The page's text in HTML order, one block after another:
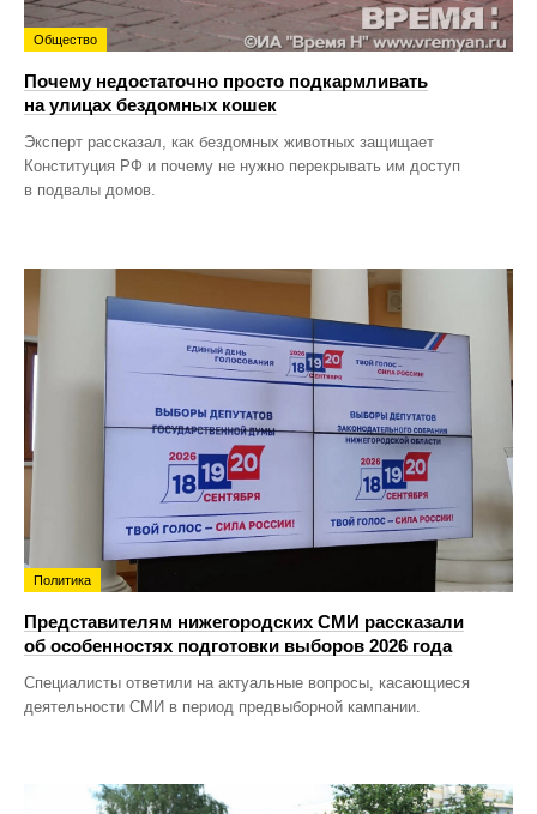
Общество
Почему недостаточно просто подкармливать
на улицах бездомных кошек
Эксперт рассказал, как бездомных животных защищает
Конституция РФ и почему не нужно перекрывать им доступ
в подвалы домов.
Политика
Представителям нижегородских СМИ рассказали
об особенностях подготовки выборов 2026 года
Специалисты ответили на актуальные вопросы, касающиеся
деятельности СМИ в период предвыборной кампании.